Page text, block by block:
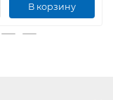
В корзину